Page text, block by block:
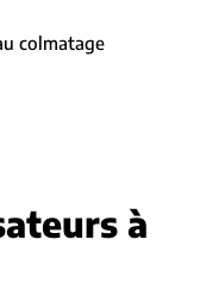
colmatage
à